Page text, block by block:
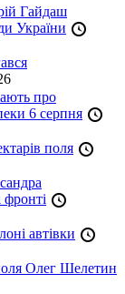
Гайдаш
України
про
6 серпня
поля
автівки
Олег Шелетин